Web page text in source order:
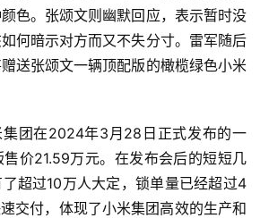
色。张颂文则幽默回应，表示暂时没
何暗示对方而又不失分寸。雷军随后
送张颂文一辆顶配版的橄榄绿色小米
集团在2024年3月28日正式发布的一
价21.59万元。在发布会后的短短几
超过10万人大定，锁单量已经超过4
交付，体现了小米集团高效的生产和